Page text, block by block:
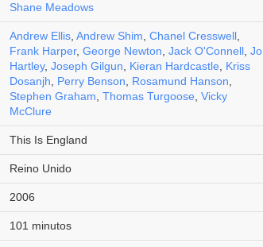
Shane Meadows
Andrew Ellis Andrew Shim Chanel Cresswell
Frank Harper, George Newton Jack O'Connell Jo
Hartley, Joseph Gilgun Kieran Hardcastle
Kriss
Dosanjh
Perry Benson Rosamund Hanson
Stephen Graham Thomas Turgoose Vicky
McClure
This Is England
Reino Unido
2006
101 minutos